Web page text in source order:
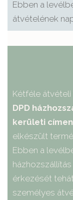
Ebben a
átvételének
Kétféle
DPD
kerületi
elkészült
Ebben a
érkezését
személyes